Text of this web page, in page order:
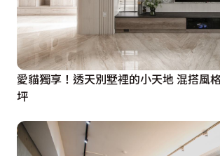
愛貓獨享！透天別墅裡的小天地 混搭風
坪